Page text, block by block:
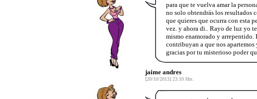
para que te vuelva amar la
no solo obtendrás los resultados
que quieres que ocurra con esta
vez. y ahora di.. Rayo de luz yo
mismo enamorado y arrepentido.
contribuyan a que nos apartemos
gracias por tu misterioso poder
jaime andres
[20/10/2013] 23:10 Hrs.